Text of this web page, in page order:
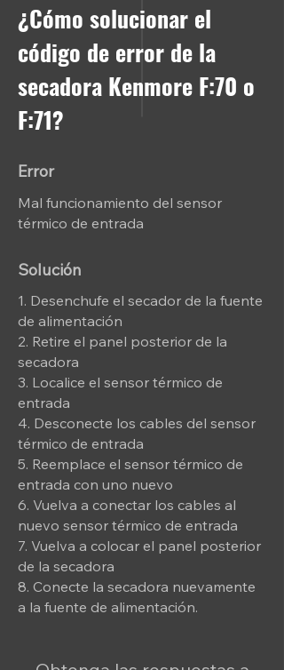
¿Cómo solucionar el
código de error de la
secadora Kenmore F:70 o
F:71?
Error
Mal funcionamiento del sensor
térmico de entrada
Solución
1. Desenchufe el secador de la fuente
de alimentación
2. Retire el panel posterior de la
secadora
3. Localice el sensor térmico de
entrada
4. Desconecte los cables del sensor
térmico de entrada
5. Reemplace el sensor térmico de
entrada con uno nuevo
6. Vuelva a conectar los cables al
nuevo sensor térmico de entrada
7. Vuelva a colocar el panel posterior
de la secadora
8. Conecte la secadora nuevamente
a la fuente de alimentación.